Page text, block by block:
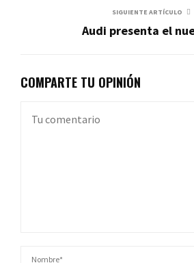
SIGUIENTE ARTÍCULO
Audi presenta el
COMPARTE TU OPINIÓN